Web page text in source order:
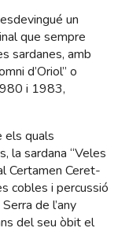
un
que sempre
sardanes, amb
d’Oriol” o
i 1983,
els quals
la sardana “Veles
Certamen Ceret-
cobles i percussió
de l’any
del seu òbit el